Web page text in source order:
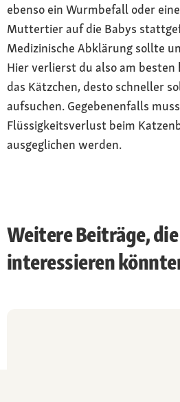
ebenso ein Wurmbefall oder
Muttertier auf die Babys
Medizinische Abklärung sollte
Hier verlierst du also am besten
das Kätzchen, desto schneller
aufsuchen. Gegebenenfalls
Flüssigkeitsverlust beim
ausgeglichen werden.
Weitere Beiträge,
interessieren